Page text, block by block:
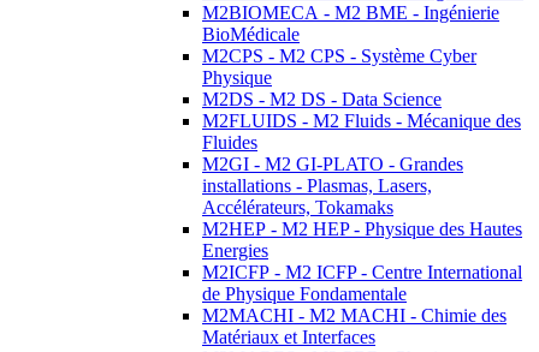
M2BIOMECA - M2 BME - Ingénierie
BioMédicale
M2CPS - M2 CPS - Système Cyber
Physique
M2DS - M2 DS - Data Science
M2FLUIDS - M2 Fluids - Mécanique des
Fluides
M2GI - M2 GI-PLATO - Grandes
installations - Plasmas, Lasers,
Accélérateurs, Tokamaks
M2HEP - M2 HEP - Physique des Hautes
Energies
M2ICFP - M2 ICFP - Centre International
de Physique Fondamentale
M2MACHI - M2 MACHI - Chimie des
Matériaux et Interfaces